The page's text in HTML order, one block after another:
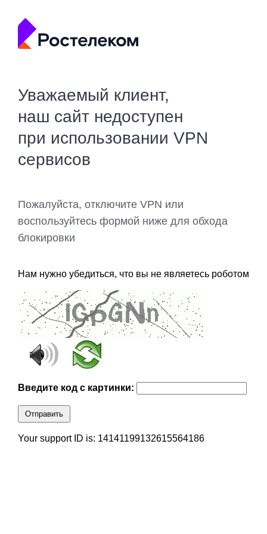
Уважаемый клиент,
наш сайт недоступен
при использовании VPN
сервисов
Пожалуйста, отключите VPN или
воспользуйтесь формой ниже для обхода
блокировки
Нам нужно убедиться, что вы не являетесь роботом
Введите код с картинки:
Отправить
Your support ID is: 14141199132615564186